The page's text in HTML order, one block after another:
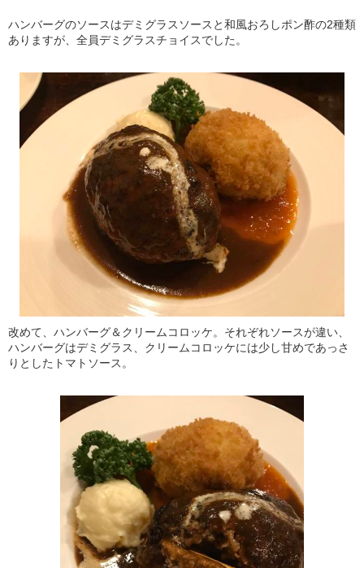
ハンバーグのソースはデミグラスソースと和風おろしポン酢の2種類
ありますが、全員デミグラスチョイスでした。
改めて、ハンバーグ＆クリームコロッケ。それぞれソースが違い、
ハンバーグはデミグラス、クリームコロッケには少し甘めであっさ
りとしたトマトソース。